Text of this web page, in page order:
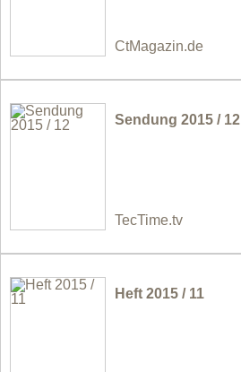
CtMagazin.de
Sendung 2015 / 12
TecTime.tv
Heft 2015 / 11